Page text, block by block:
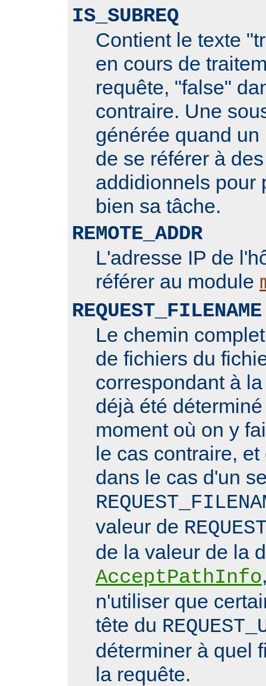
IS_SUBREQ
Contient le texte
en cours de
requête, "false"
contraire. Une
générée quand
de se référer à
addidionnels pour
bien sa tâche.
REMOTE_ADDR
L'adresse IP de
référer au module
REQUEST_FILENAME
Le chemin
de fichiers du
correspondant à
déjà été
moment où on y
le cas contraire,
dans le cas d'un
valeur de
de la valeur de la
AcceptPathInfo
n'utiliser que
tête du
déterminer à quel
la requête.